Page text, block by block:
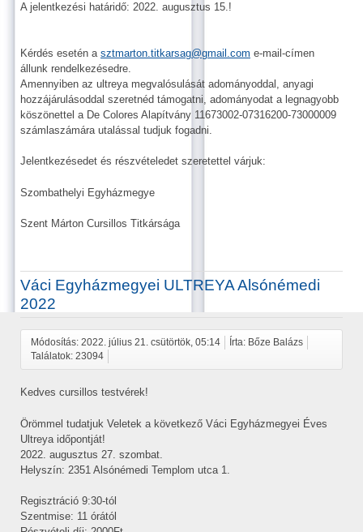
A jelentkezési határidő: 2022. augusztus 15.!
Kérdés esetén a sztmarton.titkarsag@gmail.com e-mail-címen
állunk rendelkezésedre.
Amennyiben az ultreya megvalósulását adományoddal, anyagi
hozzájárulásoddal szeretnéd támogatni, adományodat a legnagyobb
köszönettel a De Colores Alapítvány 11673002-07316200-73000009
számlaszámára utalással tudjuk fogadni.
Jelentkezésedet és részvételedet szeretettel várjuk:
Szombathelyi Egyházmegye
Szent Márton Cursillos Titkársága
Váci Egyházmegyei ULTREYA Alsónémedi
2022
Módosítás: 2022. július 21. csütörtök, 05:14
Írta: Bőze Balázs
Találatok: 23094
Kedves cursillos testvérek!
Örömmel tudatjuk Veletek a következő Váci Egyházmegyei Éves
Ultreya időpontját!
2022. augusztus 27. szombat.
Helyszín: 2351 Alsónémedi Templom utca 1.
Regisztráció 9:30-tól
Szentmise: 11 órától